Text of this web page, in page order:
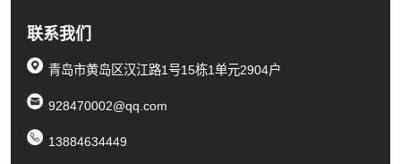
联系我们
青岛市黄岛区汉江路1号15栋1单元2904户
928470002@qq.com
13884634449